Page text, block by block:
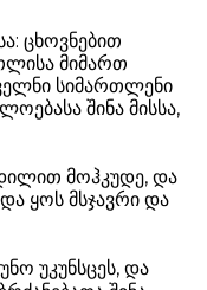
ცხოვნებით
მიმართ
სიმართლენი
შინა მისსა,
მოჰკუდე, და
ყოს მსჯავრი და
უკუნსცეს, და